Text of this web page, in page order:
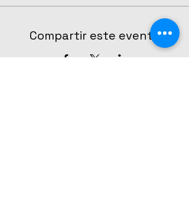
Compartir este evento